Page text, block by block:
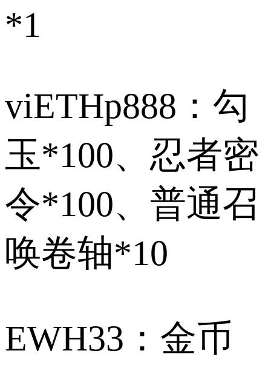
*1
viETHp888：勾
玉*100、忍者密
令*100、普通召
唤卷轴*10
EWH33：金币